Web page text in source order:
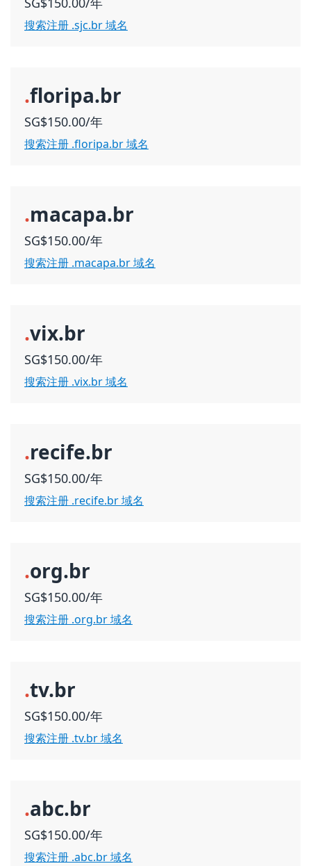
搜索注册 .sjc.br 域名
.floripa.br
SG$150.00/年
搜索注册 .floripa.br 域名
.macapa.br
SG$150.00/年
搜索注册 .macapa.br 域名
.vix.br
SG$150.00/年
搜索注册 .vix.br 域名
.recife.br
SG$150.00/年
搜索注册 .recife.br 域名
.org.br
SG$150.00/年
搜索注册 .org.br 域名
.tv.br
SG$150.00/年
搜索注册 .tv.br 域名
.abc.br
SG$150.00/年
搜索注册 .abc.br 域名